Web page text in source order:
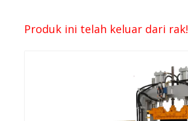
Produk ini telah keluar dari rak!